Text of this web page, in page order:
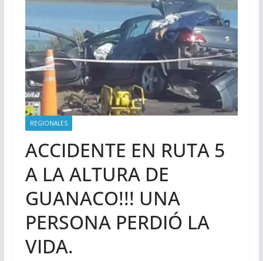
REGIONALES
ACCIDENTE EN RUTA 5
A LA ALTURA DE
GUANACO!!! UNA
PERSONA PERDIÓ LA
VIDA.